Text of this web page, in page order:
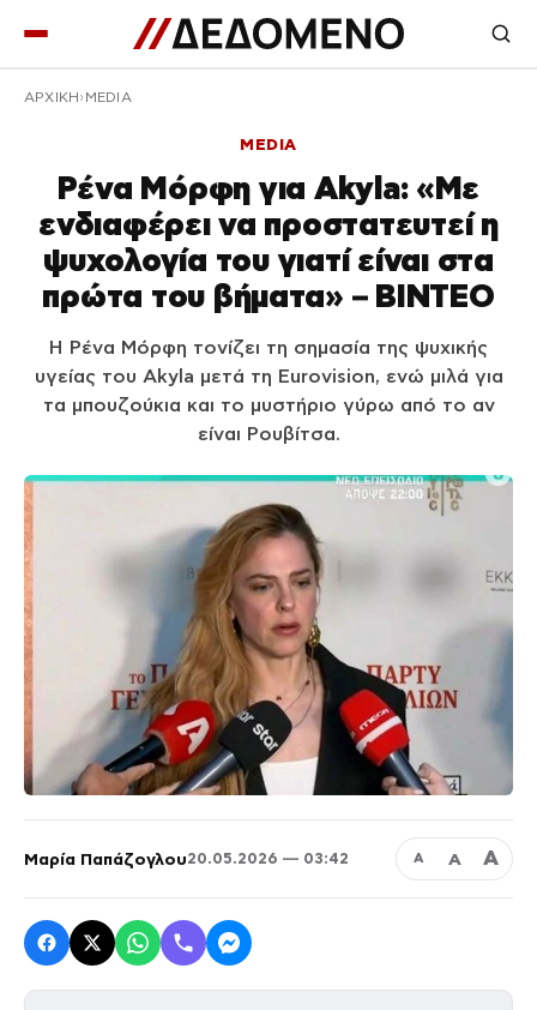
ΑΡΧΙΚΉ MEDIA
MEDIA
Ρένα Μόρφη για Akyla: «Με
ενδιαφέρει να προστατευτεί η
ψυχολογία του γιατί είναι στα
πρώτα του βήματα» – ΒΙΝΤΕΟ
Η Ρένα Μόρφη τονίζει τη σημασία της ψυχικής
υγείας του Akyla μετά τη Eurovision, ενώ μιλά για
τα μπουζούκια και το μυστήριο γύρω από το αν
είναι Ρουβίτσα.
Μαρία Παπάζογλου20.05.2026 — 03:42 Α Α Α